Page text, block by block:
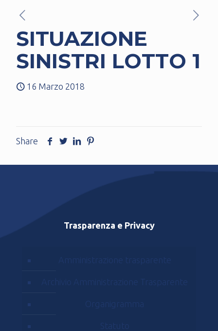
SITUAZIONE
SINISTRI LOTTO 1
16 Marzo 2018
Share
Trasparenza e Privacy
Amministrazione trasparente
Archivio Amministrazione Trasparente
Organigramma
Statuto